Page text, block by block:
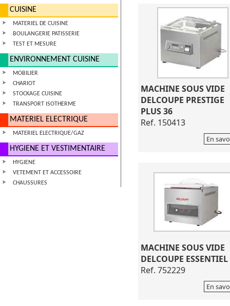
CUISINE
MATERIEL DE CUISINE
BOULANGERIE PATISSERIE
TEST ET MESURE
ENVIRONNEMENT CUISINE
MOBILIER
CHARIOT
STOCKAGE CUISINE
TRANSPORT ISOTHERME
MATERIEL ELECTRIQUE
MATERIEL ELECTRIQUE/GAZ
HYGIENE ET VESTIMENTAIRE
HYGIENE
VETEMENT ET ACCESSOIRE
CHAUSSURES
MACHINE SOUS VIDE
DELCOUPE PRESTIGE
PLUS 36
Ref. 150413
En
MACHINE SOUS VIDE
DELCOUPE
Ref. 752229
En